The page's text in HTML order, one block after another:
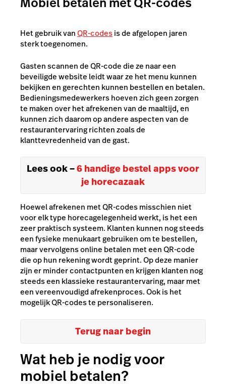
Het gebruik vanQR-codesis de afgelopen jaren
sterk toegenomen.
Gasten scannen de QR-code die ze naar een
beveiligde website leidt waar ze het menu kunnen
bekijken en gerechten kunnen bestellen en betalen.
Bedieningsmedewerkers hoeven zich geen zorgen
te maken over het afrekenen van de maaltijd, en
kunnen zich daarom op andere aspecten van de
restaurantervaring richten zoals de
klanttevredenheid van de gast.
Lees ook –6 handige bestel apps voor
je horecazaak
Hoewel afrekenen met QR-codes misschien niet
voor elk type horecagelegenheid werkt, is het een
zeer praktisch systeem. Klanten kunnen nog steeds
een fysieke menukaart gebruiken om te bestellen,
maar vervolgens online betalen met een QR-code
die op hun rekening wordt geprint. Op deze manier
zijn er minder contactpunten en krijgen klanten nog
steeds een klassieke restaurantervaring, maar met
een vereenvoudigd afrekenproces. Ook is het
mogelijk QR-codes te personaliseren.
Terug naar begin
Wat heb je nodig voor
mobiel betalen?